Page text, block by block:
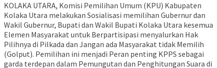
KOLAKA UTARA, Komisi Pemilihan Umum (KPU) Kabupaten
Kolaka Utara melakukan Sosialisasi memilihan Gubernur dan
Wakil Gubernur, Bupati dan Wakil Bupati Kolaka Utara kesemua
Elemen Masyarakat untuk Berpartisipasi menyalurkan Hak
Pilihnya di Pilkada dan Jangan ada Masyarakat tidak Memilih
(Golput). Pemilihan ini menjadi Peran penting KPPS sebagai
garda terdepan dalam Pemungutan dan Penghitungan Suara di